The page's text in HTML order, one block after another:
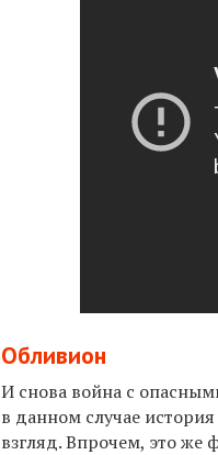
Обливион
И снова война с
в данном случае
взгляд. Впрочем, это же